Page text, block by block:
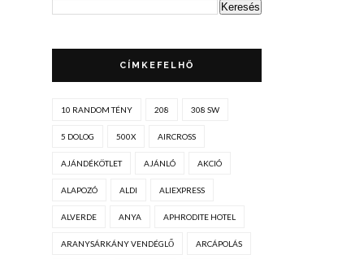
CÍMKEFELHŐ
10 RANDOM TÉNY 208 308 SW
5 DOLOG 500X AIRCROSS
AJÁNDÉKÖTLET AJÁNLÓ AKCIÓ
ALAPOZÓ ALDI ALIEXPRESS
ALVERDE ANYA APHRODITE HOTEL
ARANYSÁRKÁNY VENDÉGLŐ ARCÁPOLÁS